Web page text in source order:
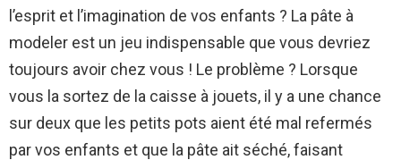
l’esprit et l’imagination de vos enfants ? La pâte à
modeler est un jeu indispensable que vous devriez
toujours avoir chez vous ! Le problème ? Lorsque
vous la sortez de la caisse à jouets, il y a une chance
sur deux que les petits pots aient été mal refermés
par vos enfants et que la pâte ait séché, faisant